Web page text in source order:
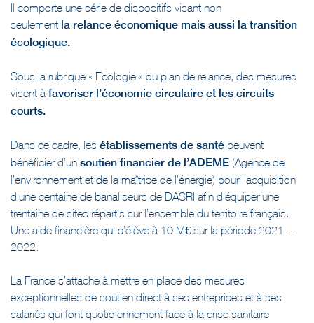
Il comporte une série de dispositifs visant non
seulement la relance économique mais aussi la transition
écologique.
Sous la rubrique « Ecologie » du plan de relance, des mesures
visent à favoriser l’économie circulaire et les circuits
courts.
Dans ce cadre, les établissements de santé peuvent
bénéficier d’un soutien financier de l’ADEME (Agence de
l’environnement et de la maîtrise de l’énergie) pour l’acquisition
d’une centaine de banaliseurs de DASRI afin d’équiper une
trentaine de sites répartis sur l’ensemble du territoire français.
Une aide financière qui s’élève à 10 M€ sur la période 2021 –
2022.
La France s’attache à mettre en place des mesures
exceptionnelles de soutien direct à ses entreprises et à ses
salariés qui font quotidiennement face à la crise sanitaire